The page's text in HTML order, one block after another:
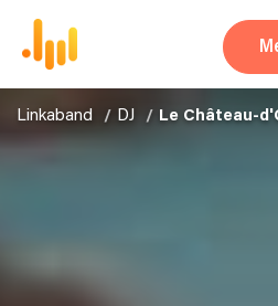
Linkaband DJ Le Château-